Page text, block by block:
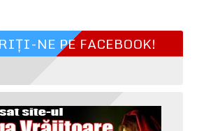
NE PE FACEBOOK!